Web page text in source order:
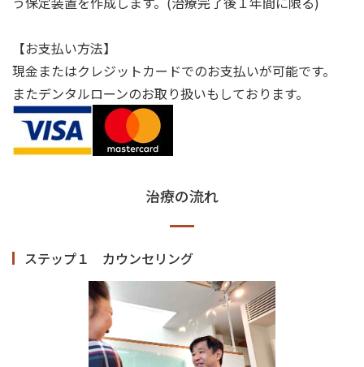
【お支払い方法】
現金またはクレジットカードでのお支払いが可能です。
またデンタルローンのお取り扱いもしております。
治療の流れ
ステップ１ カウンセリング